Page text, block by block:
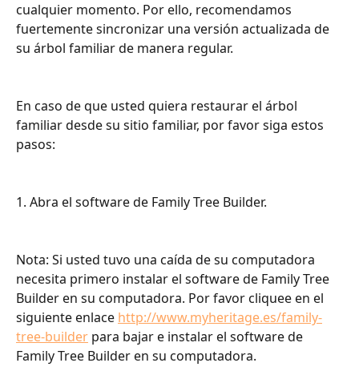
cualquier momento. Por ello, recomendamos
fuertemente sincronizar una versión actualizada de
su árbol familiar de manera regular.
En caso de que usted quiera restaurar el árbol
familiar desde su sitio familiar, por favor siga estos
pasos:
1. Abra el software de Family Tree Builder.
Nota: Si usted tuvo una caída de su computadora
necesita primero instalar el software de Family Tree
Builder en su computadora. Por favor cliquee en el
siguiente enlace http://www.myheritage.es/family-
tree-builder para bajar e instalar el software de
Family Tree Builder en su computadora.